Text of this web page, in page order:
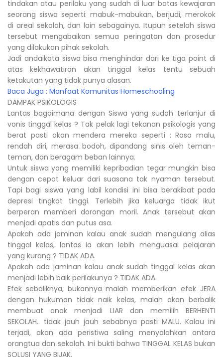
tindakan atau perilaku yang sudah di luar batas kewajaran
seorang siswa seperti: mabuk-mabukan, berjudi, merokok
di areal sekolah, dan lain sebagainya. Itupun setelah siswa
tersebut mengabaikan semua peringatan dan prosedur
yang dilakukan pihak sekolah.
Jadi andaikata siswa bisa menghindar dari ke tiga point di
atas kekhawatiran akan tinggal kelas tentu sebuah
ketakutan yang tidak punya alasan.
Baca Juga : Manfaat Komunitas Homeschooling
DAMPAK PSIKOLOGIS
Lantas bagaimana dengan Siswa yang sudah terlanjur di
vonis tinggal kelas ? Tak pelak lagi tekanan psikologis yang
berat pasti akan mendera mereka seperti : Rasa malu,
rendah diri, merasa bodoh, dipandang sinis oleh teman-
teman, dan beragam beban lainnya.
Untuk siswa yang memiliki kepribadian tegar mungkin bisa
dengan cepat keluar dari suasana tak nyaman tersebut.
Tapi bagi siswa yang labil kondisi ini bisa berakibat pada
depresi tingkat tinggi. Terlebih jika keluarga tidak ikut
berperan memberi dorongan moril. Anak tersebut akan
menjadi apatis dan putus asa.
Apakah ada jaminan kalau anak sudah mengulang alias
tinggal kelas, lantas ia akan lebih menguasai pelajaran
yang kurang ? TIDAK ADA.
Apakah ada jaminan kalau anak sudah tinggal kelas akan
menjadi lebih baik perilakunya ? TIDAK ADA.
Efek sebaliknya, bukannya malah memberikan efek JERA
dengan hukuman tidak naik kelas, malah akan berbalik
membuat anak menjadi LIAR dan memilih BERHENTI
SEKOLAH.. tidak jauh jauh sebabnya pasti MALU. Kalau ini
terjadi, akan ada peristiwa saling menyalahkan antara
orangtua dan sekolah. Ini bukti bahwa TINGGAL KELAS bukan
SOLUSI YANG BIJAK.